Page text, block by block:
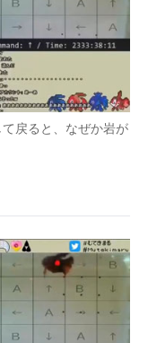
戻ると、なぜか岩が